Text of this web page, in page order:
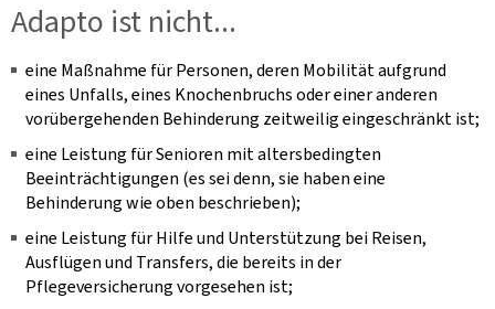
Adapto ist nicht...
eine Maßnahme für Personen, deren Mobilität aufgrund
eines Unfalls, eines Knochenbruchs oder einer anderen
vorübergehenden Behinderung zeitweilig eingeschränkt ist;
eine Leistung für Senioren mit altersbedingten
Beeinträchtigungen (es sei denn, sie haben eine
Behinderung wie oben beschrieben);
eine Leistung für Hilfe und Unterstützung bei Reisen,
Ausflügen und Transfers, die bereits in der
Pflegeversicherung vorgesehen ist;